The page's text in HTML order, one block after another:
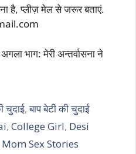
है, प्लीज़ मेल से जरूर बताएं.
भाग: मेरी अन्तर्वासना ने
चुदाई,बाप बेटी की चुदाई
,College Girl, Desi
Mom Sex Stories